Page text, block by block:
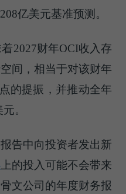
亿美元基准预测。
2027财年OCI收入存
间，相当于对该财年
的提振，并推动全年
。
告中向投资者发出新
上的投入可能不会带来
文公司的年度财务报